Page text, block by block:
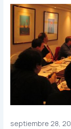
septiembre 28,